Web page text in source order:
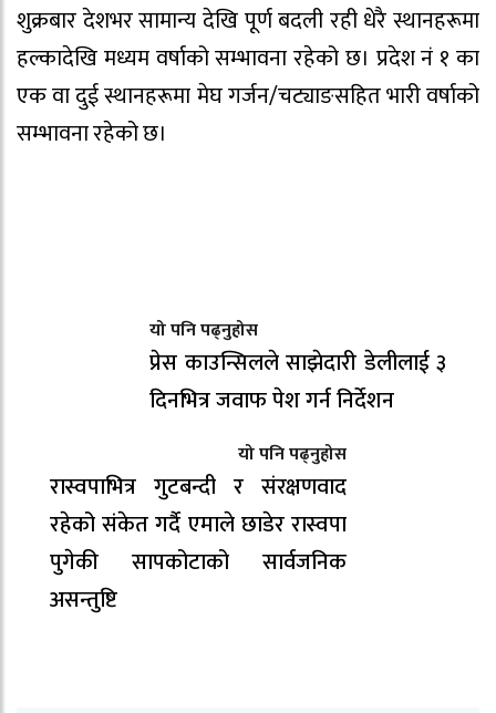
शुक्रबार देशभर सामान्य देखि पूर्ण बदली रही धेरै स्थानहरूमा
हल्कादेखि मध्यम वर्षाको सम्भावना रहेको छ। प्रदेश नं १ का
एक वा दुई स्थानहरूमा मेघ गर्जन/चट्याङसहित भारी वर्षाको
सम्भावना रहेको छ।
यो पनि पढ्नुहोस
प्रेस काउन्सिलले साझेदारी डेलीलाई ३
दिनभित्र जवाफ पेश गर्न निर्देशन
यो पनि पढ्नुहोस
रास्वपाभित्र गुटबन्दी र संरक्षणवाद
रहेको संकेत गर्दै एमाले छाडेर रास्वपा
पुगेकी सापकोटाको सार्वजनिक
असन्तुष्टि